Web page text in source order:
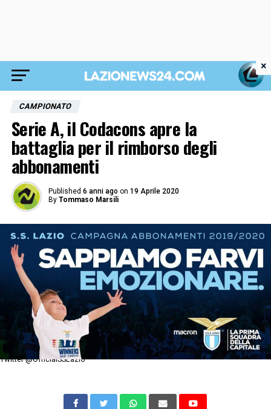
CAMPIONATO
Serie A, il Codacons apre la
battaglia per il rimborso degli
abbonamenti
Published 6 anni ago on 19 Aprile 2020
By Tommaso Marsili
Twitter @OfficialSSLazio
×